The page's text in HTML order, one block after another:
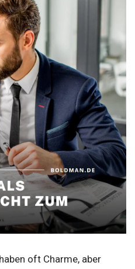
oft Charme, aber